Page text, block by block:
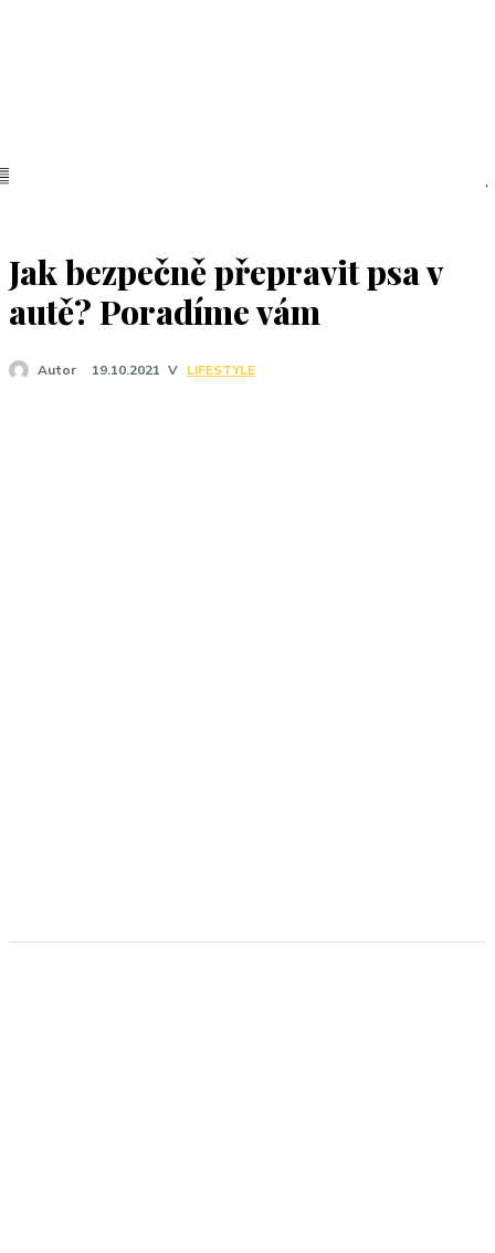
Jak bezpečně přepravit psa v
autě? Poradíme vám
Autor 19.10.2021 V LIFESTYLE